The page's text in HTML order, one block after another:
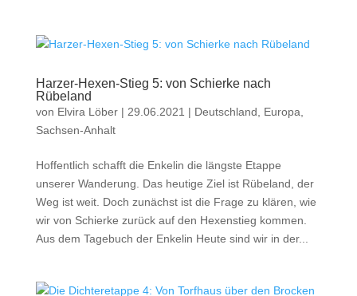
Harzer-Hexen-Stieg 5: von Schierke nach
Rübeland
von Elvira Löber| 29.06.2021 | Deutschland Europa
Sachsen-Anhalt
Hoffentlich schafft die Enkelin die längste Etappe
unserer Wanderung. Das heutige Ziel ist Rübeland, der
Weg ist weit. Doch zunächst ist die Frage zu klären, wie
wir von Schierke zurück auf den Hexenstieg kommen.
Aus dem Tagebuch der Enkelin Heute sind wir in der...